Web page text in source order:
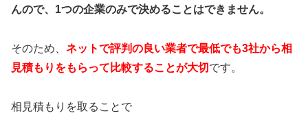
んので、1つの企業のみで決めることはできません。
そのため、 ネットで評判の良い業者で最低でも3社から相
見積もりをもらって比較することが大切です。
相見積もりを取ることで